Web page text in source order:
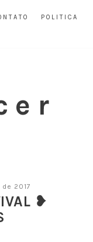
POLITICA
e r
2017
❥